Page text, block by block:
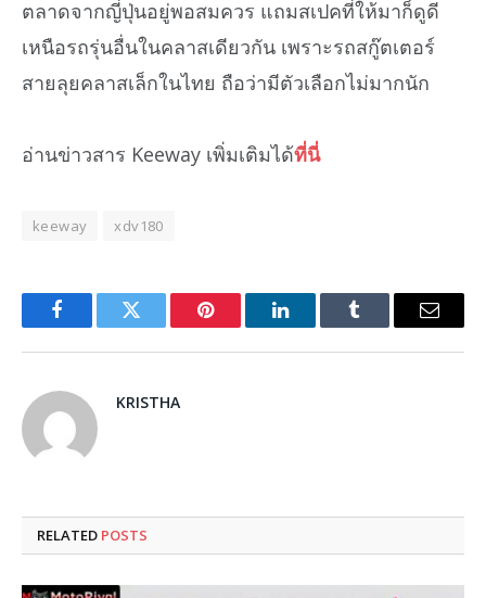
ตลาดจากญี่ปุ่นอยู่พอสมควร แถมสเปคที่ให้มาก็ดูดี
เหนือรถรุ่นอื่นในคลาสเดียวกัน เพราะรถสกู๊ตเตอร์
สายลุยคลาสเล็กในไทย ถือว่ามีตัวเลือกไม่มากนัก
อ่านข่าวสาร Keeway เพิ่มเติมได้ที่นี่
keeway xdv180
FacebookTwitter Pinterest LinkedInTumblr Email
KRISTHA
RELATED POSTS